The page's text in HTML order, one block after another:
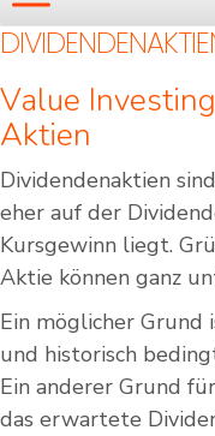
Value
Aktien
Dividendenaktien
eher auf der
Kursgewinn liegt.
Aktie können ganz
Ein möglicher Grund
und historisch
Ein anderer Grund
das erwartete